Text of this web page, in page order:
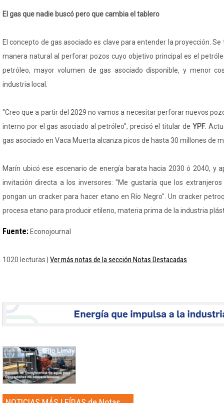
El gas que nadie buscó pero que cambia el tablero
El concepto de gas asociado es clave para entender la proyección.
manera natural al perforar pozos cuyo objetivo principal es el
petróleo, mayor volumen de gas asociado disponible, y menor
industria local.
"Creo que a partir del 2029 no vamos a necesitar perforar nuevos
interno por el gas asociado al petróleo", precisó el titular de YPF.
gas asociado en Vaca Muerta alcanza picos de hasta 30 millones de
Marín ubicó ese escenario de energía barata hacia 2030 ó 2040, y
invitación directa a los inversores: "Me gustaría que los
pongan un cracker para hacer etano en Río Negro". Un cracker
procesa etano para producir etileno, materia prima de la industria
Fuente: Econojournal
1020 lecturas | Ver más notas de la sección Notas Destacadas